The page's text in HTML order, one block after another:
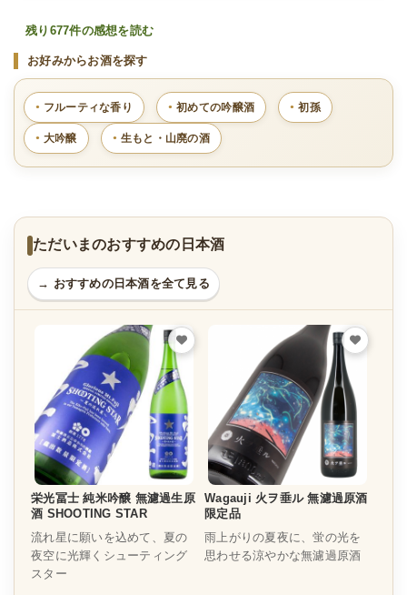
残り677件の感想を読む
お好みからお酒を探す
フルーティな香り 初めての吟醸酒 初孫
大吟醸 生もと・山廃の酒
ただいまのおすすめの日本酒
→ おすすめの日本酒を全て見る
栄光冨士 純米吟醸 無濾過生原
酒 SHOOTING STAR
流れ星に願いを込めて、夏の
夜空に光輝くシューティング
スター
Wagauji 火ヲ垂ル 無濾過原酒
限定品
雨上がりの夏夜に、蛍の光を
思わせる涼やかな無濾過原酒